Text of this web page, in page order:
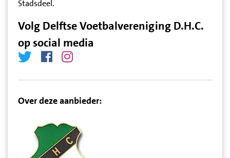
Stadsdeel.
Volg Delftse Voetbalvereniging D.H.C.
op social media
Over deze aanbieder: